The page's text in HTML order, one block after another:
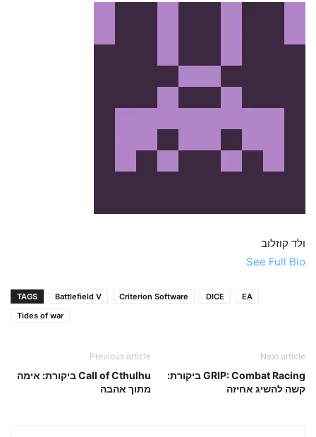
ולד קוזלוב
See Full Bio
TAGS Battlefield V Criterion Software DICE
EA
Tides of war
Previous article
Call of Cthulhu ביקורת: אימה
מתוך אהבה
Next article
GRIP: Combat Racing ביקורת:
קשה להשיג אחיזה